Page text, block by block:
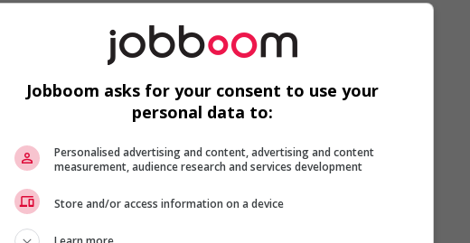
avec Caroline Gélinas au 514-600-8891
le texte et d'en faciliter la lecture.
Jobboom asks for your consent to use your
personal data to:
Personalised advertising and content, advertising and content
measurement, audience research and services development
Store and/or access information on a device